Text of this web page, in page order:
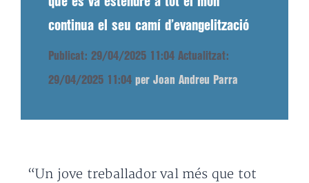
continua el seu camí d’evangelització
Publicat: 29/04/2025 11:04 Actualitzat:
29/04/2025 11:04 per Joan Andreu Parra
“Un jove treballador val més que tot